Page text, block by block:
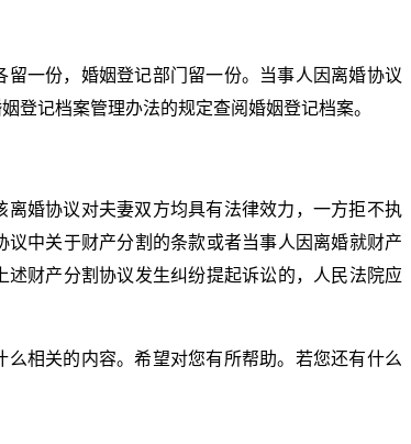
一份，婚姻登记部门留一份。当事人因离婚协议
登记档案管理办法的规定查阅婚姻登记档案。
婚协议对夫妻双方均具有法律效力，一方拒不执
中关于财产分割的条款或者当事人因离婚就财产
财产分割协议发生纠纷提起诉讼的，人民法院应
相关的内容。希望对您有所帮助。若您还有什么